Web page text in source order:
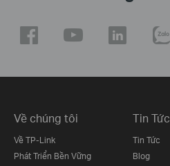
Về chúng tôi
Về TP-Link
Phát Triển Bền Vững
Tin Tức
Tin Tức
Blog